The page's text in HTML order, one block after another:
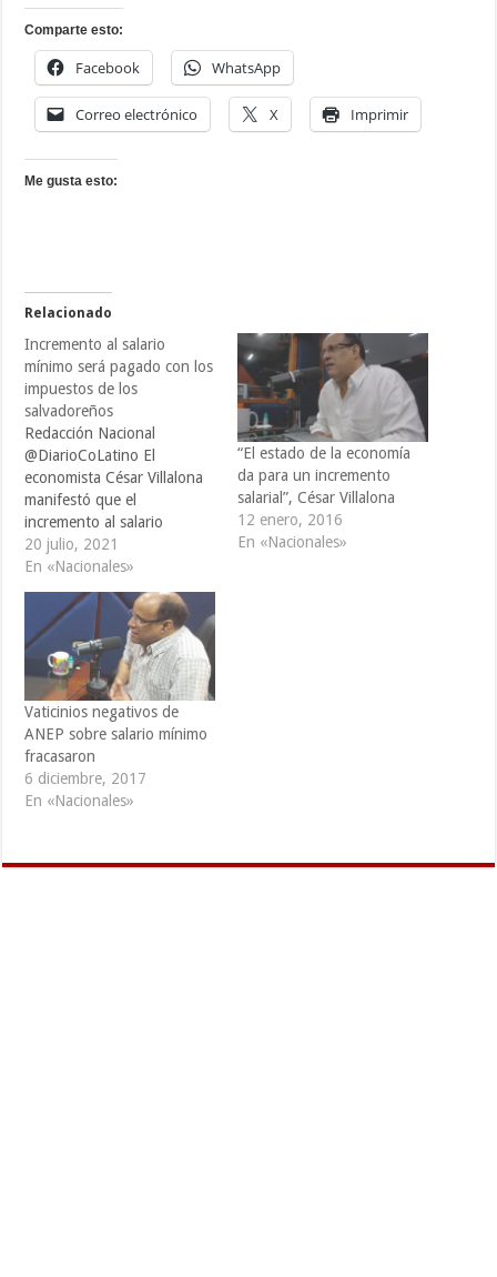
Comparte esto:
Facebook WhatsApp
Correo electrónico X Imprimir
Me gusta esto:
Relacionado
Incremento al salario
mínimo será pagado con los
impuestos de los
salvadoreños
Redacción Nacional
@DiarioCoLatino El
economista César Villalona
manifestó que el
incremento al salario
mínimo el cual entrará en
vigencia el 1 de agosto de
2021, será el primero en el
mundo no pagado por la
empresa privada, sino el
gobierno a través de
BANDESAL, que tiene
destinados $100 millones
para…
20 julio, 2021
En «Nacionales»
“El estado de la economía
da para un incremento
salarial”, César Villalona
12 enero, 2016
En «Nacionales»
Vaticinios negativos de
ANEP sobre salario mínimo
fracasaron
6 diciembre, 2017
En «Nacionales»